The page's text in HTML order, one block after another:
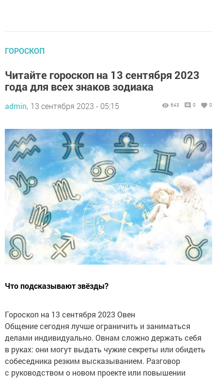
ГОРОСКОП
Читайте гороскоп на 13 сентября 2023
года для всех знаков зодиака
admin, 13 сентября 2023 - 05:15 643 0 0
Что подсказывают звёзды?
Гороскоп на 13 сентября 2023 Овен
Общение сегодня лучше ограничить и заниматься
делами индивидуально. Овнам сложно держать себя
в руках: они могут выдать чужие секреты или обидеть
собеседника резким высказыванием. Разговор
с руководством о новом проекте или повышении